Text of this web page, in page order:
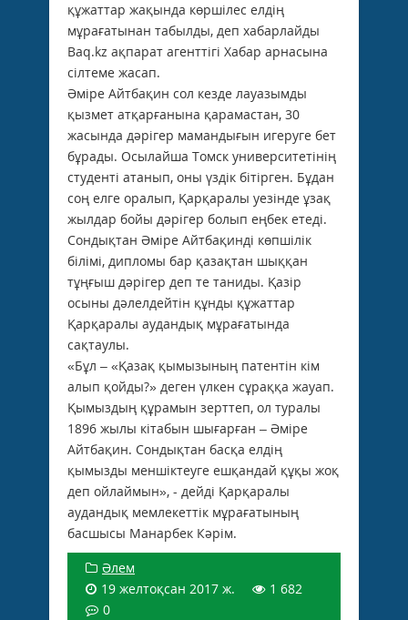
құжаттар жақында көршілес елдің
мұрағатынан табылды, деп хабарлайды
Baq.kz ақпарат агенттігі Хабар арнасына
сілтеме жасап.
Әміре Айтбақин сол кезде лауазымды
қызмет атқарғанына қарамастан, 30
жасында дәрігер мамандығын игеруге бет
бұрады. Осылайша Томск университетінің
студенті атанып, оны үздік бітірген. Бұдан
соң елге оралып, Қарқаралы уезінде ұзақ
жылдар бойы дәрігер болып еңбек етеді.
Сондықтан Әміре Айтбақинді көпшілік
білімі, дипломы бар қазақтан шыққан
тұңғыш дәрігер деп те таниды. Қазір
осыны дәлелдейтін құнды құжаттар
Қарқаралы аудандық мұрағатында
сақтаулы.
«Бұл – «Қазақ қымызының патентін кім
алып қойды?» деген үлкен сұраққа жауап.
Қымыздың құрамын зерттеп, ол туралы
1896 жылы кітабын шығарған – Әміре
Айтбақин. Сондықтан басқа елдің
қымызды меншіктеуге ешқандай құқы жоқ
деп ойлаймын», - дейді Қарқаралы
аудандық мемлекеттік мұрағатының
басшысы Манарбек Кәрім.
Әлем
19 желтоқсан 2017 ж.
1 682
0